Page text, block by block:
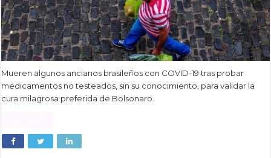
Mueren algunos ancianos brasileños con COVID-19 tras probar
medicamentos no testeados, sin su conocimiento, para validar la
cura milagrosa preferida de Bolsonaro.